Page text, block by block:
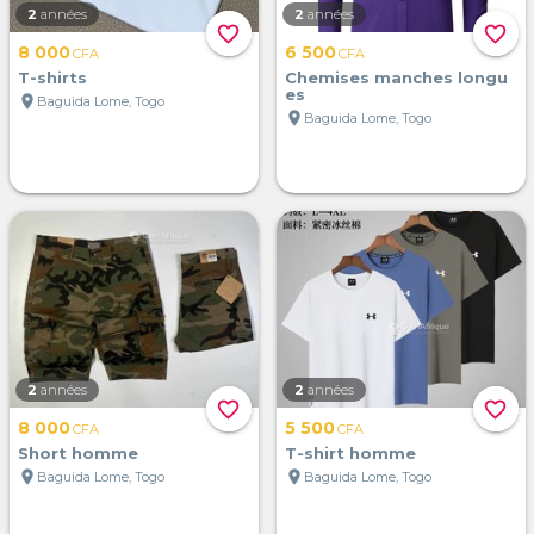
favorite_border
2 années
8 000CFA
T-shirts
location_on Baguida Lome, Togo
favorite_border
2 années
6 500CFA
Chemises manches longu
es
location_on Baguida Lome, Togo
favorite_border
2 années
8 000CFA
Short homme
location_on Baguida Lome, Togo
favorite_border
2 années
5 500CFA
T-shirt homme
location_on Baguida Lome, Togo